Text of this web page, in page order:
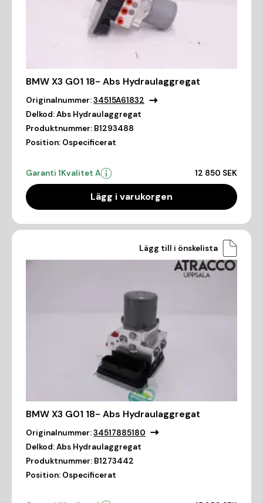
BMW X3 G01 18- Abs Hydraulaggregat
Originalnummer:34515A61832
Delkod:Abs Hydraulaggregat
Produktnummer: B1293488
Position: Ospecificerat
Garanti 1Kvalitet A 12 850 SEK
Lägg i varukorgen
Lägg till i önskelista
BMW X3 G01 18- Abs Hydraulaggregat
Originalnummer:34517885180
Delkod:Abs Hydraulaggregat
Produktnummer: B1273442
Position: Ospecificerat